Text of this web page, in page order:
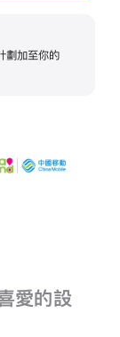
劃加至你的
愛的設